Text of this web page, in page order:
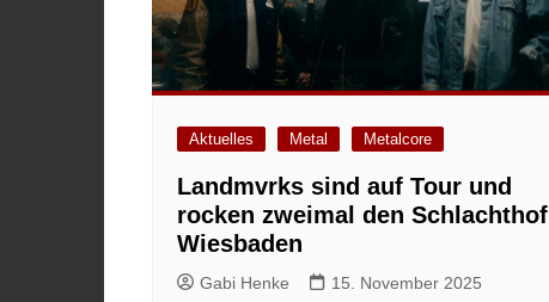
Aktuelles Metal Metalcore
Landmvrks sind auf Tour und
rocken zweimal den Schlachthof
Wiesbaden
Gabi Henke 15. November 2025